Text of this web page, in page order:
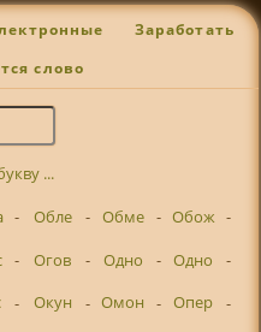
Заработать
слово
...
- Обле - Обме - Обож -
- Огов - Одно - Одно
-
- Окун - Омон - Опер
-